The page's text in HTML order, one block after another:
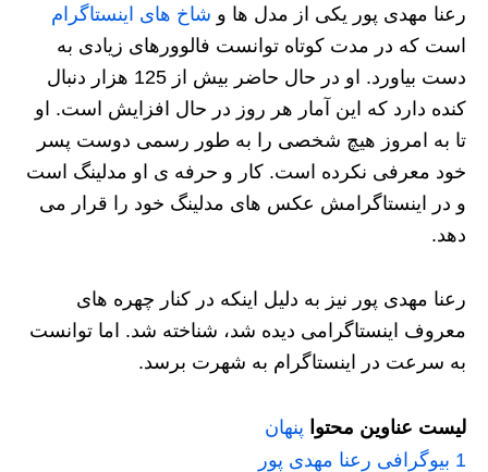
رعنا مهدی پور یکی از مدل ها و شاخ های اینستاگرام
است که در مدت کوتاه توانست فالوورهای زیادی به
دست بیاورد. او در حال حاضر بیش از 125 هزار دنبال
کنده دارد که این آمار هر روز در حال افزایش است. او
تا به امروز هیچ شخصی را به طور رسمی دوست پسر
خود معرفی نکرده است. کار و حرفه ی او مدلینگ است
و در اینستاگرامش عکس های مدلینگ خود را قرار می
دهد.
رعنا مهدی پور نیز به دلیل اینکه در کنار چهره های
معروف اینستاگرامی دیده شد، شناخته شد. اما توانست
به سرعت در اینستاگرام به شهرت برسد.
لیست عناوین محتوا پنهان
1 بیوگرافی رعنا مهدی پور